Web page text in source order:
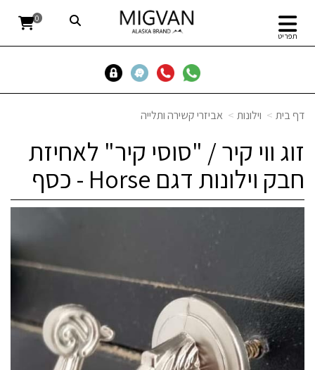
תפריט
0
דף בית וילונות אביזרי קשירה ותלייה
זוג ווי קיר / "סוסי קיר" לאחיזת
חבק וילונות דגם Horse - כסף